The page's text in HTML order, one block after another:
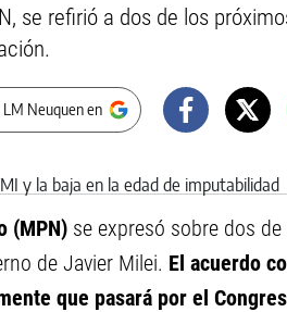
se refirió a dos de los
Neuquen en
(MPN) se expresó sobre dos
de Javier Milei. El acuerdo
que pasará por el